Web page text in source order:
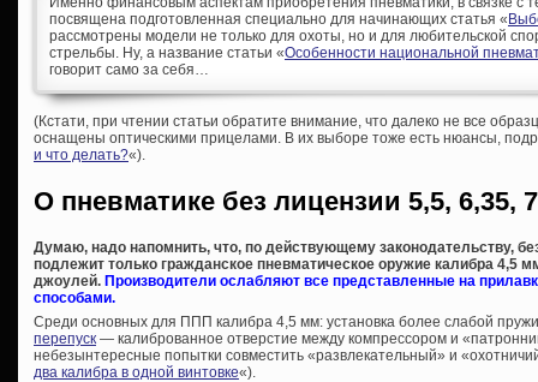
посвящена подготовленная специально для начинающих статья «
рассмотрены модели не только для охоты, но и для любительской
стрельбы. Ну, а название статьи «Особенности национальной
говорит само за себя…
(Кстати, при чтении статьи обратите внимание, что далеко не все
оснащены оптическими прицелами. В их выборе тоже есть нюансы,
и что делать?«).
О пневматике без лицензии 5,5, 6,35,
Думаю, надо напомнить, что, по действующему законодательству,
подлежит только гражданское пневматическое оружие калибра 4,5
джоулей. Производители ослабляют все представленные на
способами.
Среди основных для ППП калибра 4,5 мм: установка более слабой
перепуск — калиброванное отверстие между компрессором и
небезынтересные попытки совместить «развлекательный» и
два калибра в одной винтовке«).